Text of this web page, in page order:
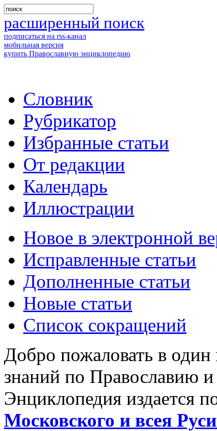
расширенный поиск
подписаться на rss-канал
мобильная версия
купить Православную энциклопедию
Словник
Рубрикатор
Избранные статьи
От редакции
Календарь
Иллюстрации
Новое в электронной
Исправленные статьи
Дополненные статьи
Новые статьи
Список сокращений
Добро пожаловать в
знаний по Православию
Энциклопедия издается
Московского и всея